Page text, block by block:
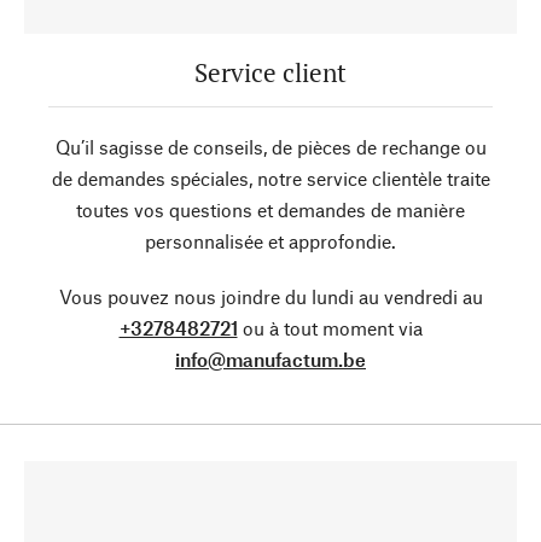
Service client
Qu’il sagisse de conseils, de pièces de rechange ou
de demandes spéciales, notre service clientèle traite
toutes vos questions et demandes de manière
personnalisée et approfondie.
Vous pouvez nous joindre du lundi au vendredi au
+3278482721 ou à tout moment via
info@manufactum.be